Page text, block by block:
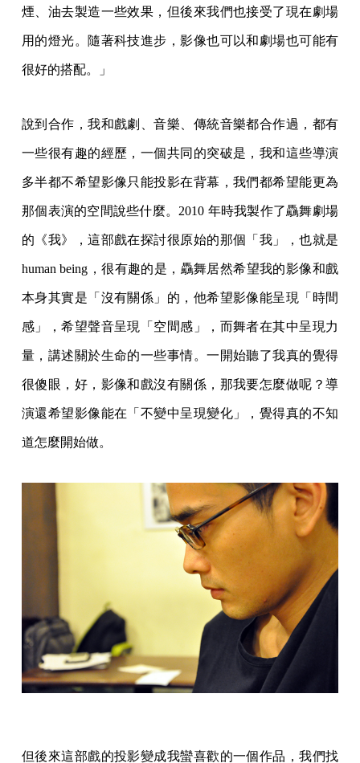
煙、油去製造一些效果，但後來我們也接受了現在劇場
用的燈光。隨著科技進步，影像也可以和劇場也可能有
很好的搭配。」
說到合作，我和戲劇、音樂、傳統音樂都合作過，都有
一些很有趣的經歷，一個共同的突破是，我和這些導演
多半都不希望影像只能投影在背幕，我們都希望能更為
那個表演的空間說些什麼。2010 年時我製作了驫舞劇場
的《我》，這部戲在探討很原始的那個「我」，也就是
human being，很有趣的是，驫舞居然希望我的影像和戲
本身其實是「沒有關係」的，他希望影像能呈現「時間
感」，希望聲音呈現「空間感」，而舞者在其中呈現力
量，講述關於生命的一些事情。一開始聽了我真的覺得
很傻眼，好，影像和戲沒有關係，那我要怎麼做呢？導
演還希望影像能在「不變中呈現變化」，覺得真的不知
道怎麼開始做。
但後來這部戲的投影變成我蠻喜歡的一個作品，我們找